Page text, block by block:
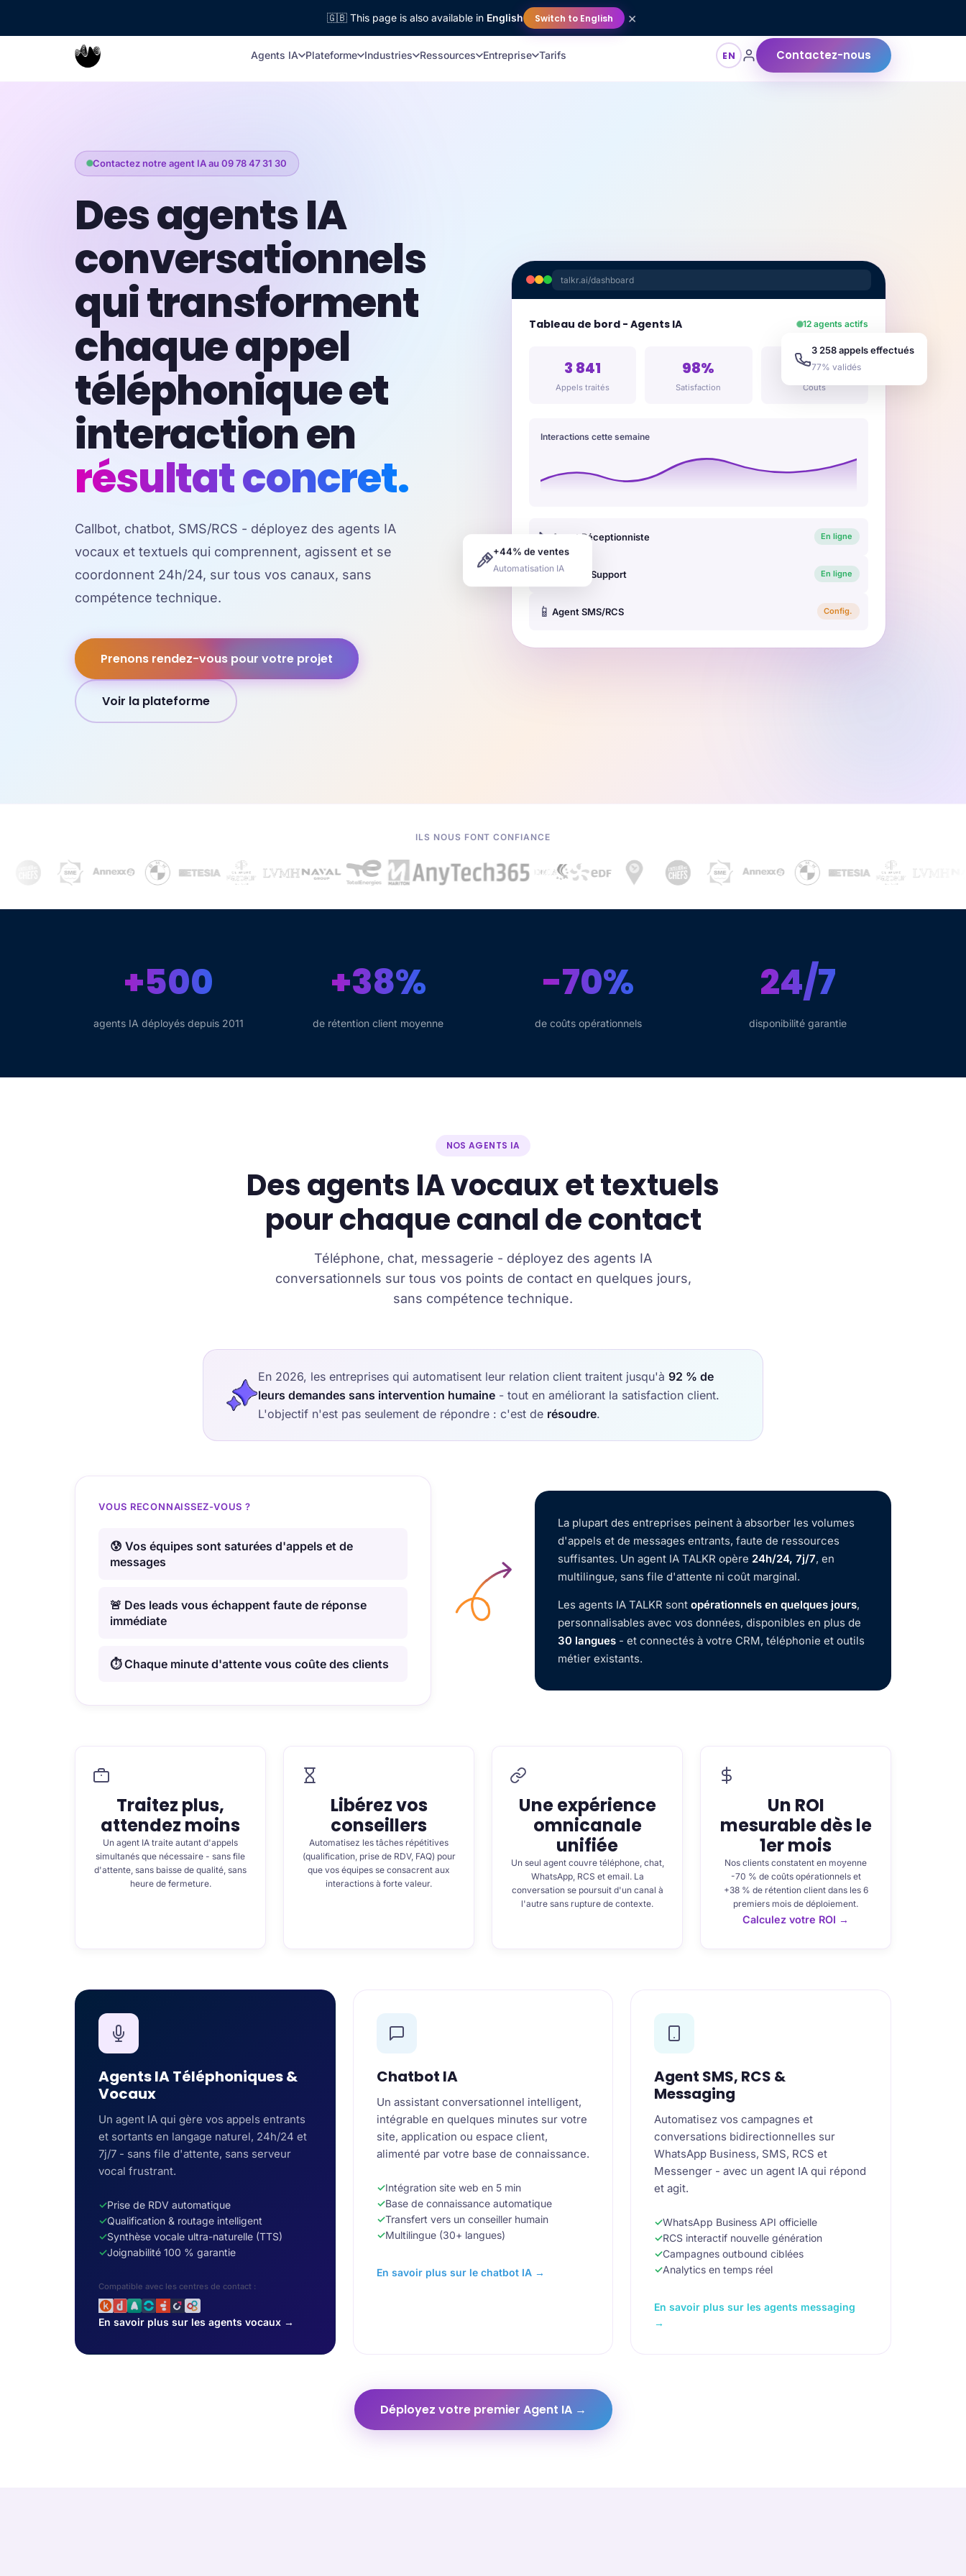
🇬🇧 This page is also available in English Switch to English ×
Agents IA Plateforme Industries Ressources Entreprise Tarifs EN Contactez-nous
🚀 TALKR.ai sera présent auprintemps des étudesen septembre! Venez nous rencontrer !
Contactez notre agent IA au 09 78 47 31 30
Des agents IA
conversationnels
qui transforment
chaque appel
téléphonique et
interaction en
résultat concret.
Callbot, chatbot, SMS/RCS - déployez des agents IA
vocaux et textuels qui comprennent, agissent et se
coordonnent 24h/24, sur tous vos canaux, sans
compétence technique.
Prenons rendez-vous pour votre projet
Voir la plateforme
talkr.ai/dashboard
Tableau de bord - Agents IA 12 agents actifs
3 841
Appels traités
98%
Satisfaction
-68%
Coûts
Interactions cette semaine
📞 Agent Réceptionniste En ligne
💬Chatbot Support En ligne
📱 Agent SMS/RCS Config.
+44% de ventes
Automatisation IA
3 258 appels effectués
77% validés
ILS NOUS FONT CONFIANCE
+500
agents IA déployés depuis 2011
+38%
de rétention client moyenne
-70%
de coûts opérationnels
24/7
disponibilité garantie
NOS AGENTS IA
Des agents IA vocaux et textuels
pour chaque canal de contact
Téléphone, chat, messagerie - déployez des agents IA
conversationnels sur tous vos points de contact en quelques jours,
sans compétence technique.
En 2026, les entreprises qui automatisent leur relation client traitent jusqu'à 92 % de
leurs demandes sans intervention humaine - tout en améliorant la satisfaction client.
L'objectif n'est pas seulement de répondre : c'est de résoudre.
VOUS RECONNAISSEZ-VOUS ?
😰 Vos équipes sont saturées d'appels et de
messages
🚨 Des leads vous échappent faute de réponse
immédiate
⏱️ Chaque minute d'attente vous coûte des clients
La plupart des entreprises peinent à absorber les volumes
d'appels et de messages entrants, faute de ressources
suffisantes. Un agent IA TALKR opère 24h/24, 7j/7, en
multilingue, sans file d'attente ni coût marginal.
Les agents IA TALKR sont opérationnels en quelques jours,
personnalisables avec vos données, disponibles en plus de
30 langues - et connectés à votre CRM, téléphonie et outils
métier existants.
Traitez plus,
attendez moins
Un agent IA traite autant d'appels
simultanés que nécessaire - sans file
d'attente, sans baisse de qualité, sans
heure de fermeture.
Libérez vos
conseillers
Automatisez les tâches répétitives
(qualification, prise de RDV, FAQ) pour
que vos équipes se consacrent aux
interactions à forte valeur.
Une expérience
omnicanale
unifiée
Un seul agent couvre téléphone, chat,
WhatsApp, RCS et email. La
conversation se poursuit d'un canal à
l'autre sans rupture de contexte.
Un ROI
mesurable dès le
1er mois
Nos clients constatent en moyenne
-70 % de coûts opérationnels et
+38 % de rétention client dans les 6
premiers mois de déploiement.
Calculez votre ROI →
Agents IA Téléphoniques &
Vocaux
Un agent IA qui gère vos appels entrants
et sortants en langage naturel, 24h/24 et
7j/7 - sans file d'attente, sans serveur
vocal frustrant.
Prise de RDV automatique
Qualification & routage intelligent
Synthèse vocale ultra-naturelle (TTS)
Joignabilité 100 % garantie
Compatible avec les centres de contact :
En savoir plus sur les agents vocaux →
Chatbot IA
Un assistant conversationnel intelligent,
intégrable en quelques minutes sur votre
site, application ou espace client,
alimenté par votre base de connaissance.
Intégration site web en 5 min
Base de connaissance automatique
Transfert vers un conseiller humain
Multilingue (30+ langues)
En savoir plus sur le chatbot IA →
Agent SMS, RCS &
Messaging
Automatisez vos campagnes et
conversations bidirectionnelles sur
WhatsApp Business, SMS, RCS et
Messenger - avec un agent IA qui répond
et agit.
WhatsApp Business API officielle
RCS interactif nouvelle génération
Campagnes outbound ciblées
Analytics en temps réel
En savoir plus sur les agents messaging
→
Déployez votre premier Agent IA →